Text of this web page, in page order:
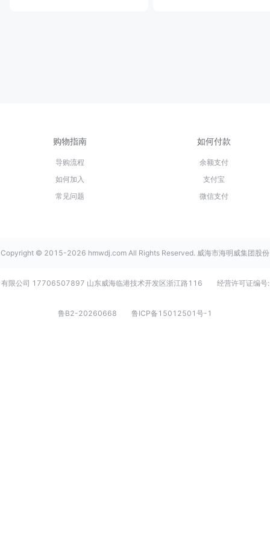
购物指南
导购流程
如何加入
常见问题
如何付款
余额支付
支付宝
微信支付
Copyright © 2015-2026 hmwdj.com All Rights Reserved. 威海市海明威集团股份
有限公司 17706507897 山东威海临港技术开发区浙江路116 经营许可证编号:
鲁B2-20260668 鲁ICP备15012501号-1